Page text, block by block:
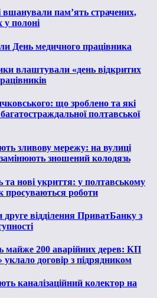
вшанували пам’ять страчених,
у полоні
День медичного працівника
влаштували «день відкритих
що зроблено та які
полтавської
зливову мережу: на вулиці
зношений колодязь
та нові укриття: у полтавському
просуваються роботи
відділення ПриватБанку з
майже 200 аварійних дерев: КП
договір з підрядником
каналізаційний колектор на